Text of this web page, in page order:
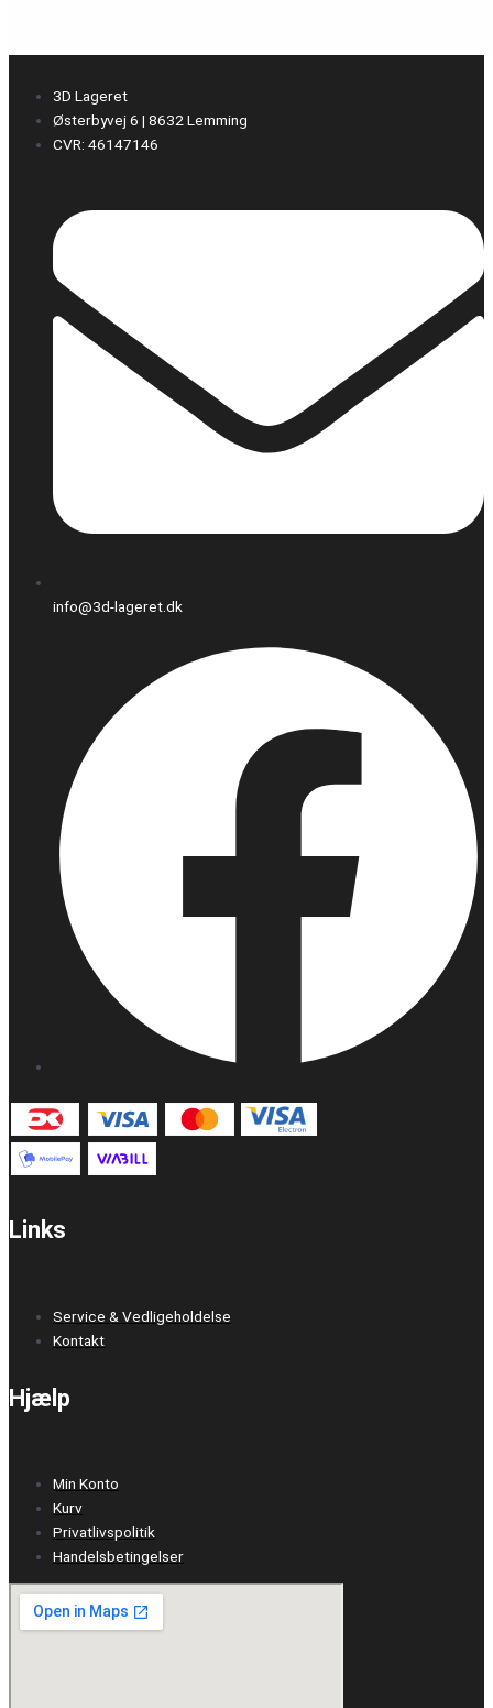
3D Lageret
Østerbyvej 6 | 8632 Lemming
CVR: 46147146
info@3d-lageret.dk
Links
Service & Vedligeholdelse
Kontakt
Hjælp
Min Konto
Kurv
Privatlivspolitik
Handelsbetingelser